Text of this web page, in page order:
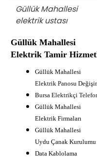
Güllük Mahallesi
elektrik ustası
Güllük Mahallesi
Elektrik Tamir
Güllük Mahallesi
Elektrik Panosu
Bursa Elektrikçi
Güllük Mahallesi
Elektrik Firmaları
Güllük Mahallesi
Uydu Çanak Kurulumu
Data Kablolama